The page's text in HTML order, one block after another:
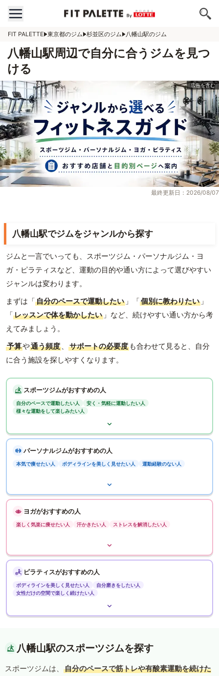
FIT PALETTE 東京都のジム 杉並区のジム 八幡山駅のジム
八幡山駅周辺で自分に合うジムを見つ
ける
最終更新日：2026/08/07
八幡山駅でジムをジャンルから探す
ジムと一言でいっても、スポーツジム・パーソナルジム・ヨ
ガ・ピラティスなど、運動の目的や通い方によって選びやすい
ジャンルは変わります。
まずは「自分のペースで運動したい 」「個別に教わりたい 」
「レッスンで体を動かしたい 」など、続けやすい通い方から考
えてみましょう。
予算や通う頻度 、 サポートの必要度 も合わせて見ると、自分
に合う施設を探しやすくなります。
スポーツジムがおすすめの人
自分のペースで運動したい人
安く・気軽に運動したい人
様々な運動をして楽しみたい人
パーソナルジムがおすすめの人
本気で痩せたい人 ボディラインを美しく見せたい人 運動経験のない人
ヨガがおすすめの人
楽しく気楽に痩せたい人 汗かきたい人 ストレスを解消したい人
ピラティスがおすすめの人
ボディラインを美しく見せたい人
自分磨きをしたい人
女性だけの空間で楽しく続けたい人
八幡山駅のスポーツジムを探す
スポーツジムは、
自分のペースで筋トレや有酸素運動を続けた